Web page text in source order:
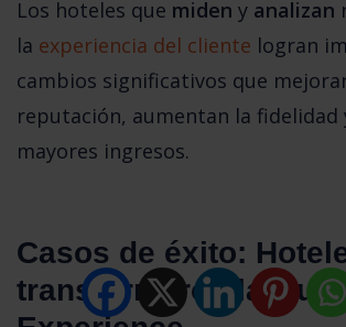
Los hoteles que miden y analizan
la experiencia del cliente logran
cambios significativos que
reputación, aumentan la fidelidad
mayores ingresos.
Casos de éxito:
transformaron la